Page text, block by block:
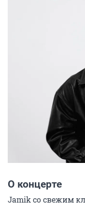
О концерте
Jamik со свежим